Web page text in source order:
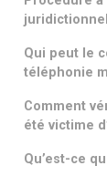
Qui peut le
téléphonie
Comment
été victime
Qu’est-ce